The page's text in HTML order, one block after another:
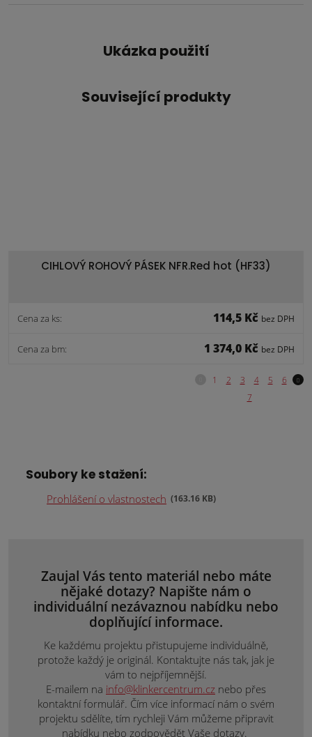
Ukázka použití
Související produkty
CIHLOVÝ ROHOVÝ PÁSEK NFR.Red hot (HF33)
Cena za ks: 114,5 Kč bez DPH
Cena za bm: 1 374,0 Kč bez DPH
Soubory ke stažení:
Prohlášení o vlastnostech 163.16 KB
Zaujal Vás tento materiál nebo máte
nějaké dotazy? Napište nám o
individuální nezávaznou nabídku nebo
doplňující informace.
Ke každému projektu přistupujeme individuálně,
protože každý je originál. Kontaktujte nás tak, jak je
vám to nejpříjemnější.
E-mailem na info@klinkercentrum.cz nebo přes
kontaktní formulář. Čím více informací nám o svém
projektu sdělíte, tím rychleji Vám můžeme připravit
nabídku nebo zodpovědět Vaše dotazy.